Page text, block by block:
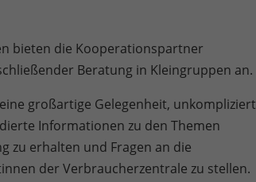
bieten die Kooperationspartner
Beratung in Kleingruppen an.
großartige Gelegenheit, unkompliziert
Informationen zu den Themen
zu erhalten und Fragen an die
der Verbraucherzentrale zu stellen.